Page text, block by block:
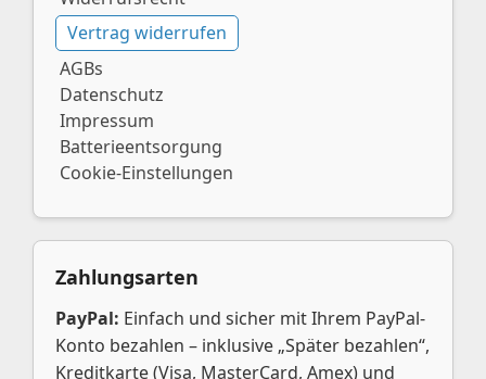
Vertrag widerrufen
AGBs
Datenschutz
Impressum
Batterieentsorgung
Cookie-Einstellungen
Zahlungsarten
PayPal: Einfach und sicher mit Ihrem PayPal-
Konto bezahlen – inklusive „Später bezahlen“,
Kreditkarte (Visa, MasterCard, Amex) und